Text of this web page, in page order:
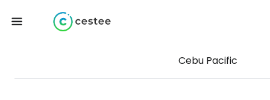
Cebu Pacific